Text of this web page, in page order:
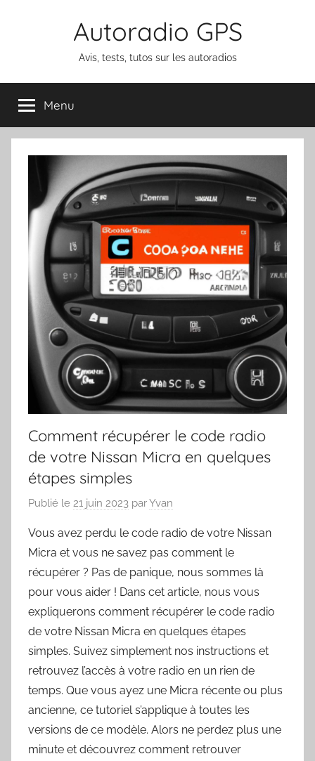
Autoradio GPS
Avis, tests, tutos sur les autoradios
Menu
Comment récupérer le code radio
de votre Nissan Micra en quelques
étapes simples
Publié le 21 juin 2023 parYvan
Vous avez perdu le code radio de votre Nissan
Micra et vous ne savez pas comment le
récupérer ? Pas de panique, nous sommes là
pour vous aider ! Dans cet article, nous vous
expliquerons comment récupérer le code radio
de votre Nissan Micra en quelques étapes
simples. Suivez simplement nos instructions et
retrouvez l’accès à votre radio en un rien de
temps. Que vous ayez une Micra récente ou plus
ancienne, ce tutoriel s’applique à toutes les
versions de ce modèle. Alors ne perdez plus une
minute et découvrez comment retrouver